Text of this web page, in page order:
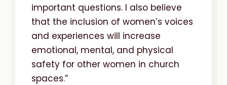
important questions. I also believe
that the inclusion of women’s voices
and experiences will increase
emotional, mental, and physical
safety for other women in church
spaces.”